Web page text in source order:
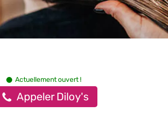
Actuellement ouvert !
Appeler Diloy's